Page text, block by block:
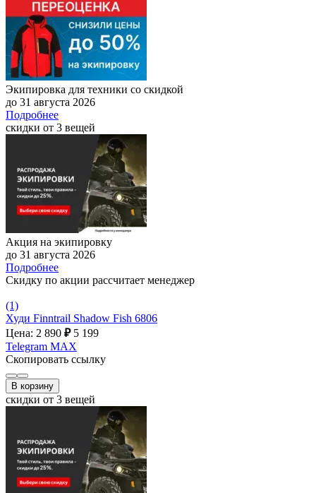
Экипировка для техники со скидкой
до 31 августа 2026
Подробнее
скидки от 3 вещей
Акция на экипировку
до 31 августа 2026
Подробнее
Скидку по акции рассчитает менеджер
(1)
Худи Finntrail Shadow Fish 6806
Цена: 2 890 ₽ 5 199
Telegram MAX
Скопировать ссылку
В корзину
скидки от 3 вещей